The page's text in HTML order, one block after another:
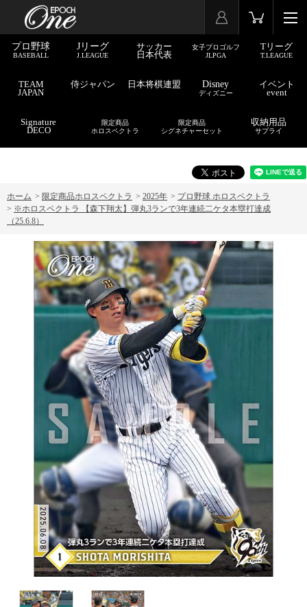
プロ野球
BASEBALL
Jリーグ
J.LEAGUE
サッカー
日本代表
女子プロゴルフ
JLPGA
Tリーグ
T.LEAGUE
TEAM
JAPAN
侍ジャパン 日本将棋連盟 Disney
ディズニー
イベント
event
Signature
DECO
限定商品
ホロスペクトラ
限定商品
シグネチャーセット
収納用品
サプライ
ホーム > 限定商品ホロスペクトラ > 2025年 > プロ野球 ホロスペクトラ
> ※ホロスペクトラ 【森下翔太】弾丸3ランで3年連続二ケタ本塁打達成
（25.6.8）